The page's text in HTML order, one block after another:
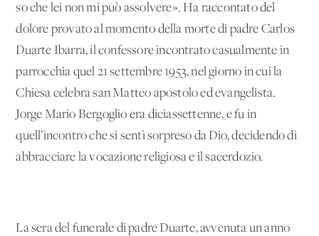
so che lei non mi può assolvere». Ha raccontato del
dolore provato al momento della morte di padre Carlos
Duarte Ibarra, il confessore incontrato casualmente in
parrocchia quel 21 settembre 1953, nel giorno in cui la
Chiesa celebra san Matteo apostolo ed evangelista.
Jorge Mario Bergoglio era diciassettenne, e fu in
quell’incontro che si sentì sorpreso da Dio, decidendo di
abbracciare la vocazione religiosa e il sacerdozio.
La sera del funerale di padre Duarte, avvenuta un anno